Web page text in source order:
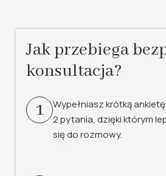
Jak przebiega
konsultacja?
1
Wypełniasz krótką
2 pytania, dzięki którym
się do rozmowy.